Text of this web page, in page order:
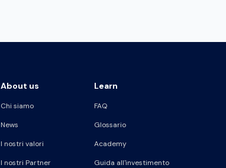
About us
Chi siamo
News
I nostri valori
I nostri Partner
Learn
FAQ
Glossario
Academy
Guida all'investimento